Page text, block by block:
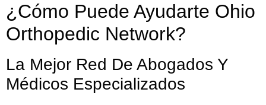
¿Cómo Puede Ayudarte Ohio
Orthopedic Network?
La Mejor Red De Abogados Y
Médicos Especializados